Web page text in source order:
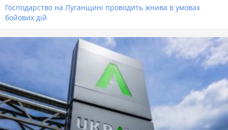
Господарство на Луганщині проводить жнива в умовах
бойових дій